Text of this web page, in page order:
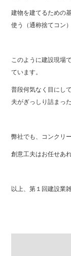
建物を建てるための
使う（通称捨てコン）
このように建設現場
ています。
普段何気なく目にし
夫がぎっしり詰まっ
弊社でも、コンクリ
創意工夫はお任せあ
以上、第１回建設業